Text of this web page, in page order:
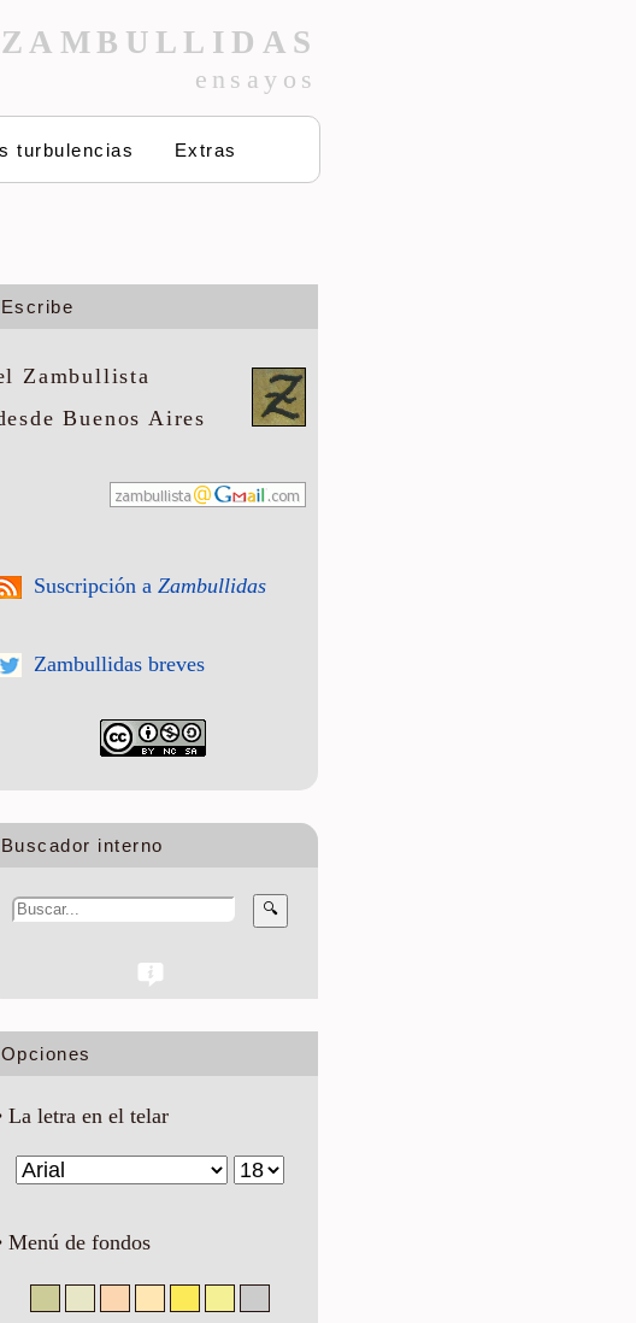
ZAMBULLIDAS
ensayos
turbulencias Extras
Escribe
Zambullista
Buenos Aires
Suscripción a Zambullidas
Zambullidas breves
Buscador interno
🔍
Opciones
La letra en el telar
Menú de fondos